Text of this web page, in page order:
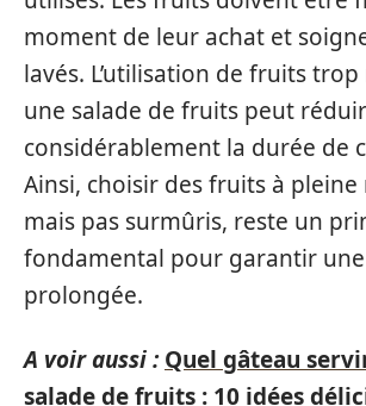
moment de leur achat et
lavés. L’utilisation de fruits
une salade de fruits peut
considérablement la durée de
Ainsi, choisir des fruits à
mais pas surmûris, reste un
fondamental pour garantir une
prolongée.
A voir aussi : Quel gâteau
salade de fruits : 10 idées